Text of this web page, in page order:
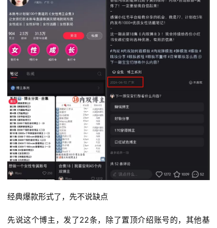
经典爆款形式了，先不说缺点
先说这个博主，发了22条，除了置顶介绍账号的，其他基